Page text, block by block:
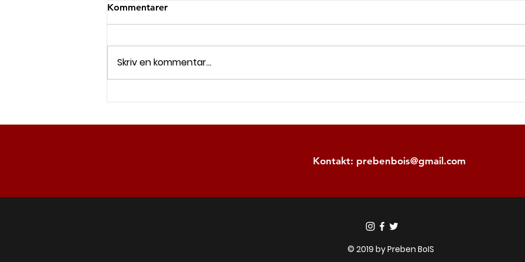
Azzurri
Kommentarer
Skriv en kommentar...
Kontakt: prebenbois@gmail.com
© 2019 by Preben BoIS